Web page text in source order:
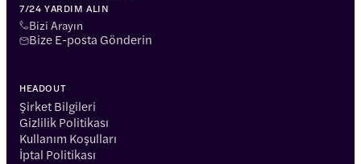
7/24 YARDIM ALIN
Bizi Arayın
Bize E-posta Gönderin
HEADOUT
Şirket Bilgileri
Gizlilik Politikası
Kullanım Koşulları
İptal Politikası